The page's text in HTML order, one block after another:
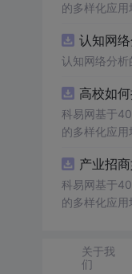
的多样化应
认知网
认知网络分
高校如
科易网基于
的多样化应
产业招
科易网基于
的多样化应
关于我
们